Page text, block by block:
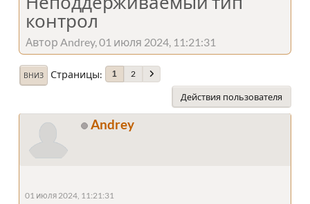
контрол
Автор Andrey, 01 июля 2024, 11:21:31
ВНИЗ Страницы 1 2
Действия пользователя
Andrey
01 июля 2024, 11:21:31